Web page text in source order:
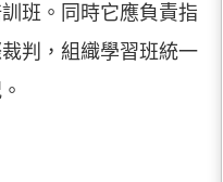
班。同時它應負責指
判，組織學習班統一